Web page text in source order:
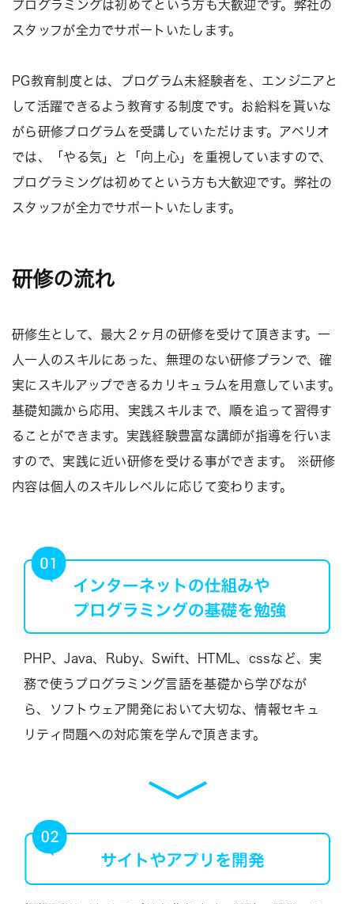
プログラミングは初めてという方も大歓迎です。弊社の
スタッフが全力でサポートいたします。
PG教育制度とは、プログラム未経験者を、エンジニアと
して活躍できるよう教育する制度です。お給料を貰いな
がら研修プログラムを受講していただけます。アベリオ
では、「やる気」と「向上心」を重視していますので、
プログラミングは初めてという方も大歓迎です。弊社の
スタッフが全力でサポートいたします。
研修の流れ
研修生として、最大２ヶ月の研修を受けて頂きます。一
人一人のスキルにあった、無理のない研修プランで、確
実にスキルアップできるカリキュラムを用意しています。
基礎知識から応用、実践スキルまで、順を追って習得す
ることができます。実践経験豊富な講師が指導を行いま
すので、実践に近い研修を受ける事ができます。 ※研修
内容は個人のスキルレベルに応じて変わります。
PHP、Java、Ruby、Swift、HTML、cssなど、実
務で使うプログラミング言語を基礎から学びなが
ら、ソフトウェア開発において大切な、情報セキュ
リティ問題への対応策を学んで頂きます。